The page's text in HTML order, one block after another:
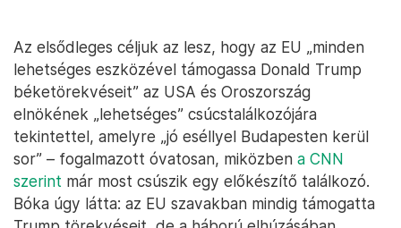
Az elsődleges céljuk az lesz, hogy az EU „minden
lehetséges eszközével támogassa Donald Trump
béketörekvéseit” az USA és Oroszország
elnökének „lehetséges” csúcstalálkozójára
tekintettel, amelyre „jó eséllyel Budapesten kerül
sor” – fogalmazott óvatosan, miközben a CNN
szerint már most csúszik egy előkészítő találkozó.
Bóka úgy látta: az EU szavakban mindig támogatta